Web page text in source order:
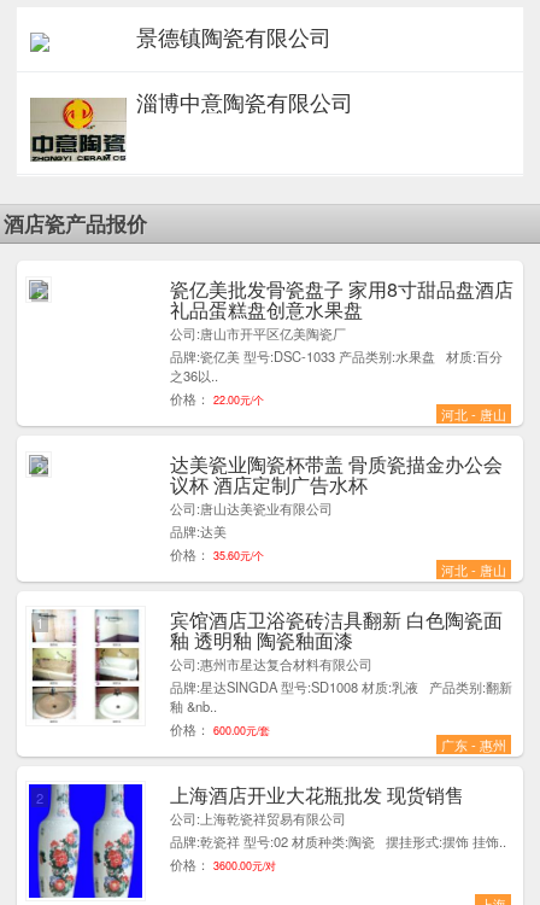
景德镇陶瓷有限公司
淄博中意陶瓷有限公司
酒店瓷产品报价
瓷亿美批发骨瓷盘子 家用8寸甜品盘酒店
礼品蛋糕盘创意水果盘
公司:唐山市开平区亿美陶瓷厂
品牌:瓷亿美 型号:DSC-1033 产品类别:水果盘 材质:百分
之36以..
价格：
22.00元/个
河北 - 唐山
5
达美瓷业陶瓷杯带盖 骨质瓷描金办公会
议杯 酒店定制广告水杯
公司:唐山达美瓷业有限公司
品牌:达美
价格：
35.60元/个
河北 - 唐山
8
宾馆酒店卫浴瓷砖洁具翻新 白色陶瓷面
釉 透明釉 陶瓷釉面漆
公司:惠州市星达复合材料有限公司
品牌:星达SINGDA 型号:SD1008 材质:乳液 产品类别:翻新
釉 &nb..
价格：
600.00元/套
广东 - 惠州
1
上海酒店开业大花瓶批发 现货销售
公司:上海乾瓷祥贸易有限公司
品牌:乾瓷祥 型号:02 材质种类:陶瓷 摆挂形式:摆饰 挂饰..
价格：
3600.00元/对
2